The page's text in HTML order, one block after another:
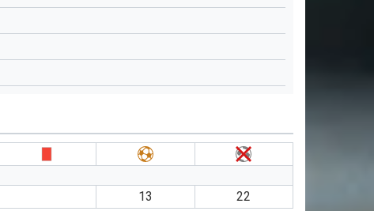
13 22